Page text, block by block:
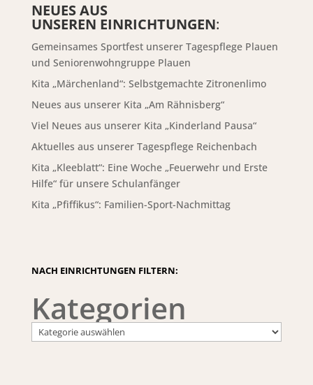
NEUES AUS
UNSEREN EINRICHTUNGEN:
Gemeinsames Sportfest unserer Tagespflege Plauen
und Seniorenwohngruppe Plauen
Kita „Märchenland“: Selbstgemachte Zitronenlimo
Neues aus unserer Kita „Am Rähnisberg“
Viel Neues aus unserer Kita „Kinderland Pausa“
Aktuelles aus unserer Tagespflege Reichenbach
Kita „Kleeblatt“: Eine Woche „Feuerwehr und Erste
Hilfe“ für unsere Schulanfänger
Kita „Pfiffikus“: Familien-Sport-Nachmittag
NACH EINRICHTUNGEN FILTERN:
Kategorien